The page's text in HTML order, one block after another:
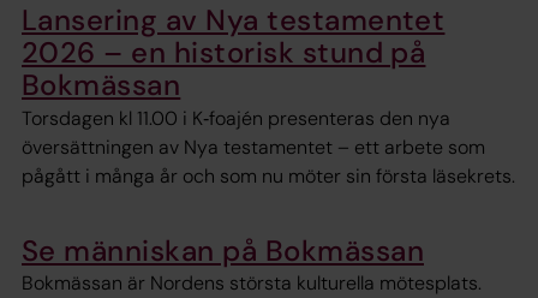
Lansering av Nya testamentet
2026 – en historisk stund på
Bokmässan
Torsdagen kl 11.00 i K‑foajén presenteras den nya
översättningen av Nya testamentet – ett arbete som
pågått i många år och som nu möter sin första läsekrets.
Se människan på Bokmässan
Bokmässan är Nordens största kulturella mötesplats.